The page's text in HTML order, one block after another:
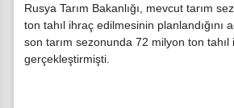
Rusya Tarım Bakanlığı, mevcut tarım
ton tahıl ihraç edilmesinin planlandığını
son tarım sezonunda 72 milyon ton tahıl
gerçekleştirmişti.